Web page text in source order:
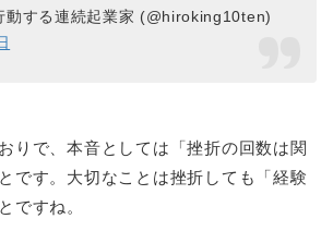
する連続起業家 (@hiroking10ten)
りで、本音としては「挫折の回数は関
です。大切なことは挫折しても「経験
ですね。